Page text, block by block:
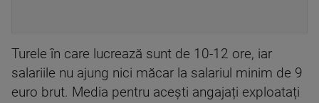
Turele în care lucrează sunt de 10-12 ore, iar
salariile nu ajung nici măcar la salariul minim de 9
euro brut. Media pentru acești angajați exploatați